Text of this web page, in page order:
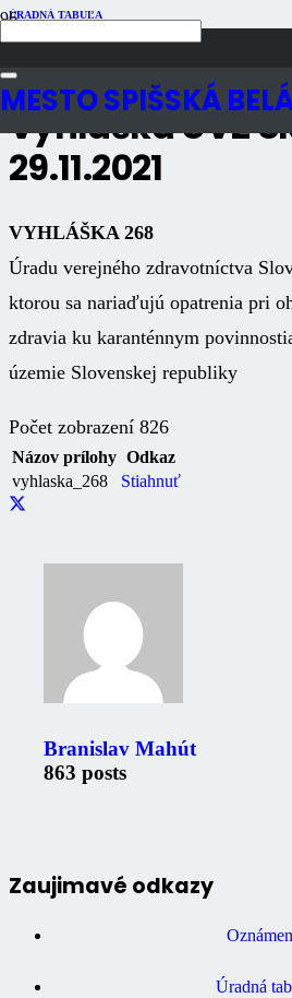
MESTO SPIŠSKÁ
ÚRADNÁ TABUĽA
Vyhláška ÚVZ
29.11.2021
VYHLÁŠKA 268
Úradu verejného zdravotníctva
ktorou sa nariaďujú opatrenia pri
zdravia ku karanténnym
územie Slovenskej republiky
Počet zobrazení 826
Názov prílohy Odkaz
vyhlaska_268
Stiahnuť
Branislav Mahút
863 posts
Zaujimavé odkazy
Úradná